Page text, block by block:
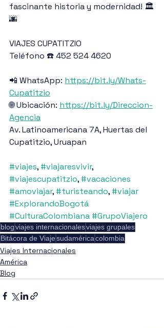
fascinante historia y modernidad! 🏛️
🌆
VIAJES CUPATITZIO
Teléfono ☎️ 452 524 4620
📲 WhatsApp: https://bit.ly/Whats-
Cupatitzio
🌐 Ubicación: https://bit.ly/Direccion-
Agencia
Av. Latinoamericana 7A, Huertas del
Cupatitzio, Uruapan
#viajes, #viajaresvivir,
#viajescupatitzio, #vacaciones
#amoviajar, #turisteando, #viajar
#ExplorandoBogotá
#CulturaColombiana #GrupoViajero
blogviajes internacionalesviajes grupales
Bitácora de Viajesudaméricacolombia
Viajes Internacionales
América
Blog